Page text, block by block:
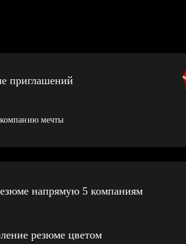
приглашений
мечты
напрямую 5 компаниям
резюме цветом